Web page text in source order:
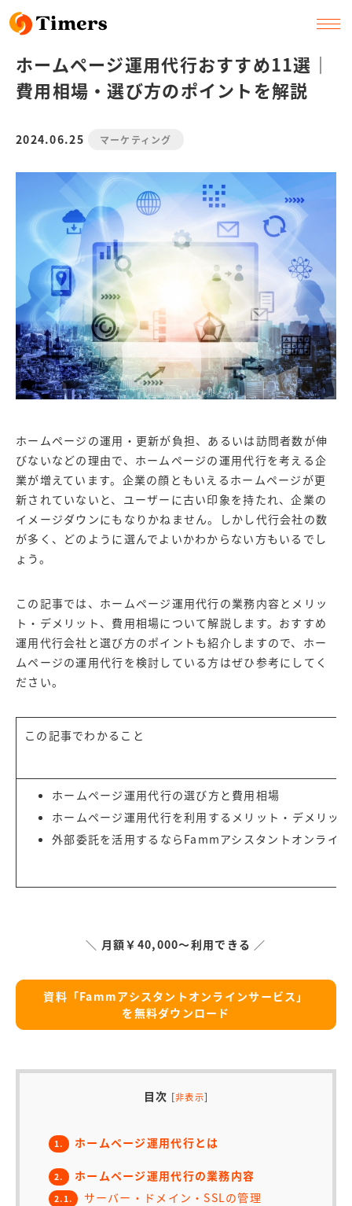
ホームページ運用代行おすすめ11選｜
費用相場・選び方のポイントを解説
2024.06.25 マーケティング
ホームページの運用・更新が負担、あるいは訪問者数が伸
びないなどの理由で、ホームページの運用代行を考える企
業が増えています。 企業の顔ともいえるホームページが更
新されていないと、ユーザーに古い印象を持たれ、企業の
イメージダウンにもなりかねません。しかし代行会社の数
が多く、どのように選んでよいかわからない方もいるでし
ょう。
この記事では、ホームページ運用代行の業務内容とメリッ
ト・デメリット、費用相場について解説します。おすすめ
運用代行会社と選び方のポイントも紹介しますので、ホー
ムページの運用代行を検討している方はぜひ参考にしてく
ださい。
この記事でわかること
ホームページ運用代行の選び方と費用相場
ホームページ運用代行を利用するメリット・デメリット
外部委託を活用するなら Fammアシスタントオンライ
＼ 月額￥40,000～利用できる ／
資料「Fammアシスタントオンラインサービス」
を無料ダウンロード
目次 [非表示]
1. ホームページ運用代行とは
2. ホームページ運用代行の業務内容
2.1. サーバー・ドメイン・SSLの管理